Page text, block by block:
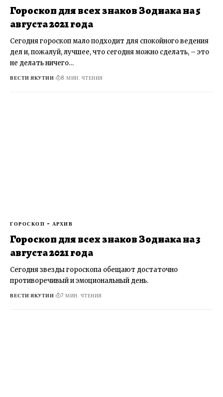
Гороскоп для всех знаков Зодиака на 5
августа 2021 года
Сегодня гороскоп мало подходит для спокойного ведения
дел и, пожалуй, лучшее, что сегодня можно сделать, – это
не делать ничего…
ВЕСТИ ЯКУТИИ 8 МИН. ЧТЕНИЯ
ГОРОСКОП - АРХИВ
Гороскоп для всех знаков Зодиака на 3
августа 2021 года
Сегодня звезды гороскопа обещают достаточно
противоречивый и эмоциональный день.
ВЕСТИ ЯКУТИИ 7 МИН. ЧТЕНИЯ